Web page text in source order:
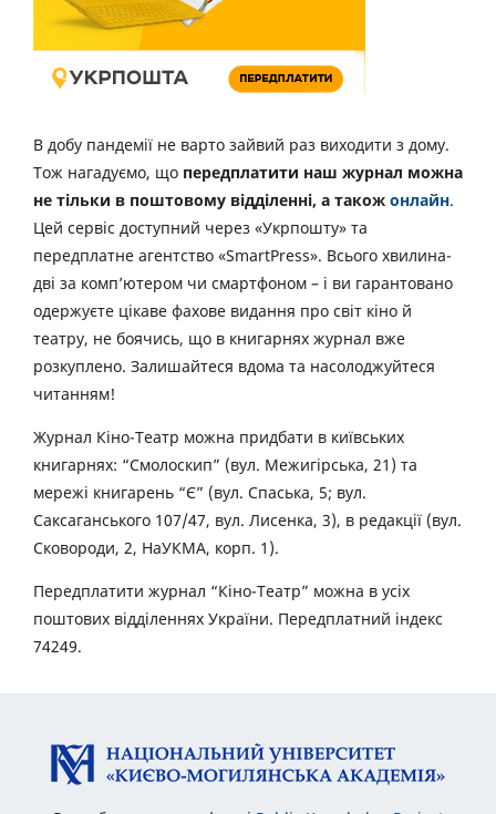
В добу пандемії не варто зайвий раз виходити з дому.
Тож нагадуємо, що передплатити наш журнал можна
не тільки в поштовому відділенні, а також онлайн.
Цей сервіс доступний через «Укрпошту» та
передплатне агентство «SmartPress». Всього хвилина-
дві за комп’ютером чи смартфоном – і ви гарантовано
одержуєте цікаве фахове видання про світ кіно й
театру, не боячись, що в книгарнях журнал вже
розкуплено. Залишайтеся вдома та насолоджуйтеся
читанням!
Журнал Кіно-Театр можна придбати в київських
книгарнях: “Смолоскип” (вул. Межигірська, 21) та
мережі книгарень “Є” (вул. Спаська, 5; вул.
Саксаганського 107/47, вул. Лисенка, 3), в редакції (вул.
Сковороди, 2, НаУКМА, корп. 1).
Передплатити журнал “Кіно-Театр” можна в усіх
поштових відділеннях України. Передплатний індекс
74249.